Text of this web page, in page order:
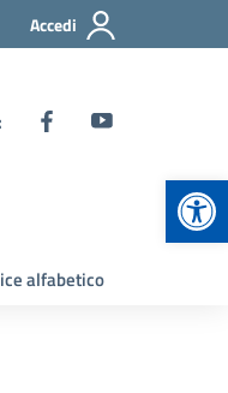
Accedi
alfabetico